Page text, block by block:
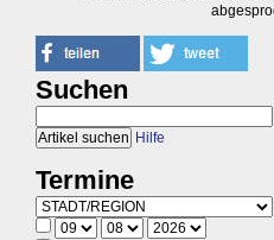
Suchen
Hilfe
Termine